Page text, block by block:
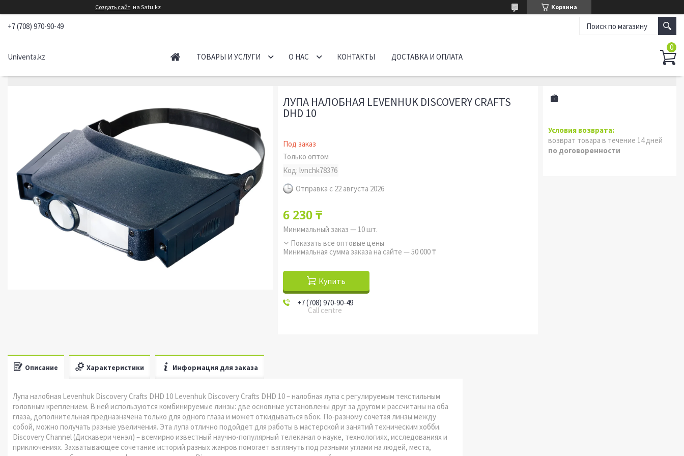
Создать сайт на Satu.kz Корзина
+7 (708) 970-90-49
Univenta.kz ТОВАРЫ И УСЛУГИ О НАС КОНТАКТЫ ДОСТАВКА И ОПЛАТА
ЛУПА НАЛОБНАЯ LEVENHUK DISCOVERY CRAFTS
DHD 10
Под заказ
Только оптом
Код:lvnchk78376
Отправка с 22 августа 2026
6 230 ₸
Минимальный заказ — 10 шт.
Показать все оптовые цены
Минимальная сумма заказа на сайте — 50 000 ₸
Купить
+7 (708) 970-90-49
Call centre
возврат товара в течение 14 дней
по договоренности
Описание Характеристики Информация для заказа
Лупа налобная Levenhuk Discovery Crafts DHD 10 Levenhuk Discovery Crafts DHD 10 – налобная лупа с регулируемым текстильным
головным креплением. В ней используются комбинируемые линзы: две основные установлены друг за другом и рассчитаны на оба
глаза, дополнительная предназначена только для одного глаза и может откидываться вбок. По-разному сочетая линзы между
собой, можно получать разные увеличения. Эта лупа отлично подойдет для работы в мастерской и занятий техническим хобби.
Discovery Channel (Дискавери ченэл) – всемирно известный научно-популярный телеканал о науке, технологиях, исследованиях и
приключениях. Захватывающее сочетание историй разных жанров помогает взглянуть под разными углами на людей, места,